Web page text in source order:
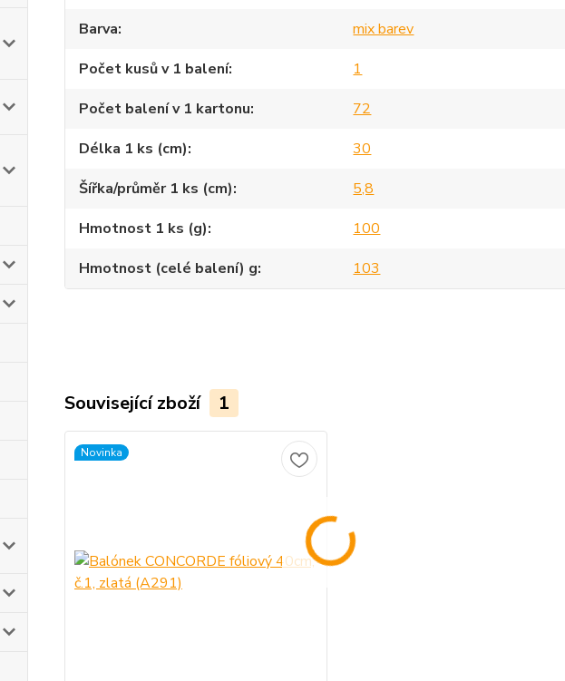
Barva
mix barev
Počet kusů v 1 balení
1
Počet balení v 1 kartonu
72
Délka 1 ks (cm)
30
Šířka/průměr 1 ks (cm)
5,8
Hmotnost 1 ks (g)
100
Hmotnost (celé balení) g
103
Související zboží 1
Novinka